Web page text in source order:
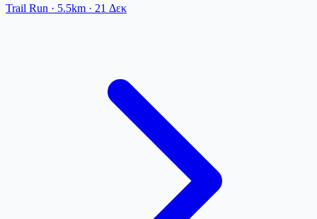
Trail Run · 5.5km · 21 Δεκ